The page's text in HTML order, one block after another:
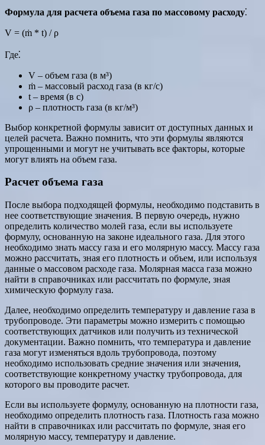
Формула для расчета объема газа по массовому расходу⁚
V = (ṁ * t) / ρ
Где⁚
V – объем газа (в м³)
ṁ – массовый расход газа (в кг/с)
t – время (в с)
ρ – плотность газа (в кг/м³)
Выбор конкретной формулы зависит от доступных данных и
целей расчета. Важно помнить, что эти формулы являются
упрощенными и могут не учитывать все факторы, которые
могут влиять на объем газа.
Расчет объема газа
После выбора подходящей формулы, необходимо подставить в
нее соответствующие значения. В первую очередь, нужно
определить количество молей газа, если вы используете
формулу, основанную на законе идеального газа. Для этого
необходимо знать массу газа и его молярную массу. Массу газа
можно рассчитать, зная его плотность и объем, или используя
данные о массовом расходе газа. Молярная масса газа можно
найти в справочниках или рассчитать по формуле, зная
химическую формулу газа.
Далее, необходимо определить температуру и давление газа в
трубопроводе. Эти параметры можно измерить с помощью
соответствующих датчиков или получить из технической
документации. Важно помнить, что температура и давление
газа могут изменяться вдоль трубопровода, поэтому
необходимо использовать средние значения или значения,
соответствующие конкретному участку трубопровода, для
которого вы проводите расчет.
Если вы используете формулу, основанную на плотности газа,
необходимо определить плотность газа. Плотность газа можно
найти в справочниках или рассчитать по формуле, зная его
молярную массу, температуру и давление.